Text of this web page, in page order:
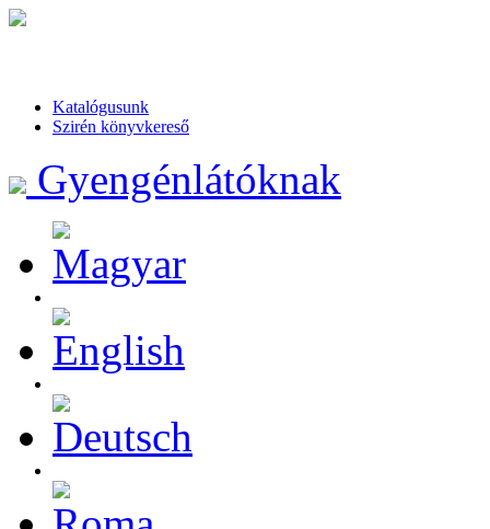
Katalógusunk
Szirén könyvkereső
Gyengénlátóknak